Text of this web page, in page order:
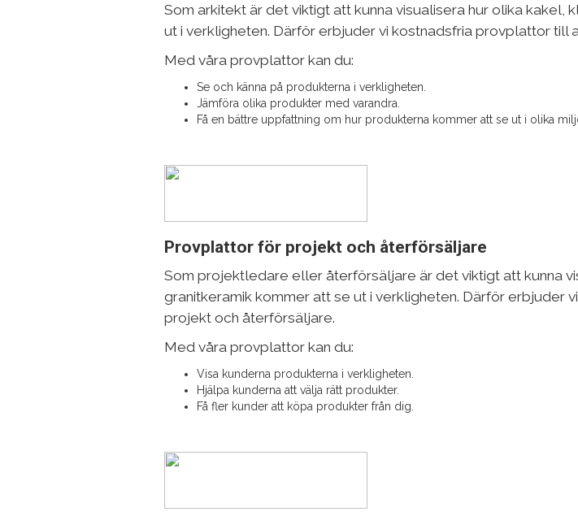
Som arkitekt är det viktigt att kunna visualisera hur olika kakel,
ut i verkligheten. Därför erbjuder vi kostnadsfria provplattor till
Med våra provplattor kan du:
Se och känna på produkterna i verkligheten.
Jämföra olika produkter med varandra.
Få en bättre uppfattning om hur produkterna kommer att se ut i olika
Provplattor för projekt och återförsäljare
Som projektledare eller återförsäljare är det viktigt att kunna
granitkeramik kommer att se ut i verkligheten. Därför erbjuder
projekt och återförsäljare.
Med våra provplattor kan du:
Visa kunderna produkterna i verkligheten.
Hjälpa kunderna att välja rätt produkter.
Få fler kunder att köpa produkter från dig.